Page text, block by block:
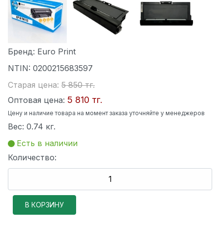
Бренд: Euro Print
NTIN: 0200215683597
Старая цена: 5 850 тг.
Оптовая цена: 5 810 тг.
Цену и наличие товара на момент заказа уточняйте у менеджеров
Вес: 0.74 кг.
Есть в наличии
Количество: